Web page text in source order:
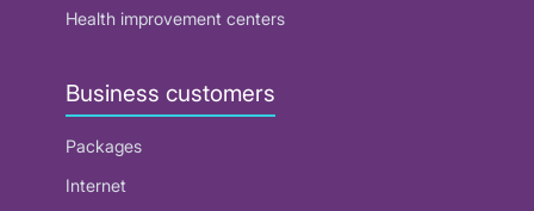
Health improvement centers
Business customers
Packages
Internet